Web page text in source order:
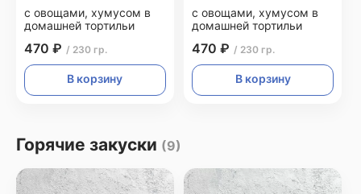
с овощами, хумусом в
домашней тортильи
470 ₽ / 230 гр.
В корзину
с овощами, хумусом в
домашней тортильи
470 ₽ / 230 гр.
В корзину
Горячие закуски (9)